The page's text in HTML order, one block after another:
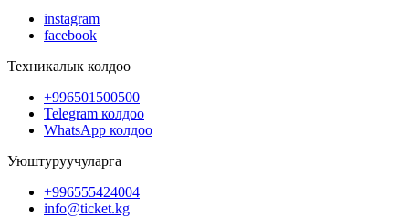
instagram
facebook
Техникалык колдоо
+996501500500
Telegram колдоо
WhatsApp колдоо
Уюштуруучуларга
+996555424004
info@ticket.kg